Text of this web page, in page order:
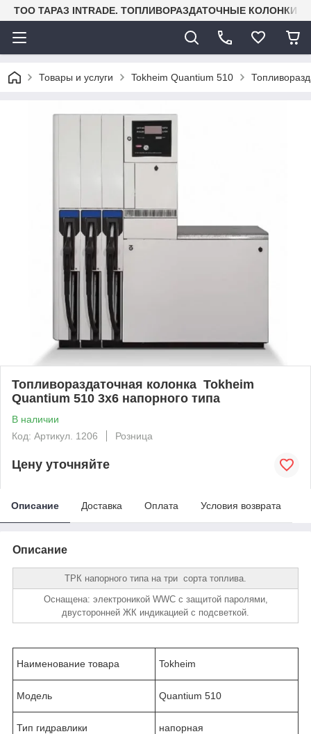
TOO ТАРАЗ INTRADE. ТОПЛИВОРАЗДАТОЧНЫЕ КОЛОНКИ
Товары и услуги Tokheim Quantium 510
Топливораздаточная колонка Tokheim
Quantium 510 3х6 напорного типа
В наличии
Код: Артикул. 1206
Розница
Цену уточняйте
Описание Доставка Оплата Условия возврата
Описание
ТРК напорного типа на три сорта топлива.
Оснащена: электроникой WWC с защитой паролями,
двусторонней ЖК индикацией с подсветкой.
Наименование товара Tokheim
Модель Quantium 510
Тип гидравлики напорная